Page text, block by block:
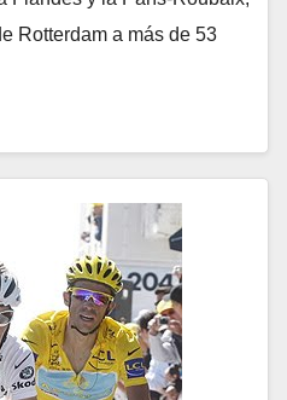
Rotterdam a más de 53